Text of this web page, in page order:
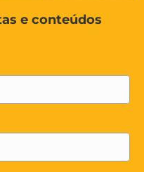
e conteúdos